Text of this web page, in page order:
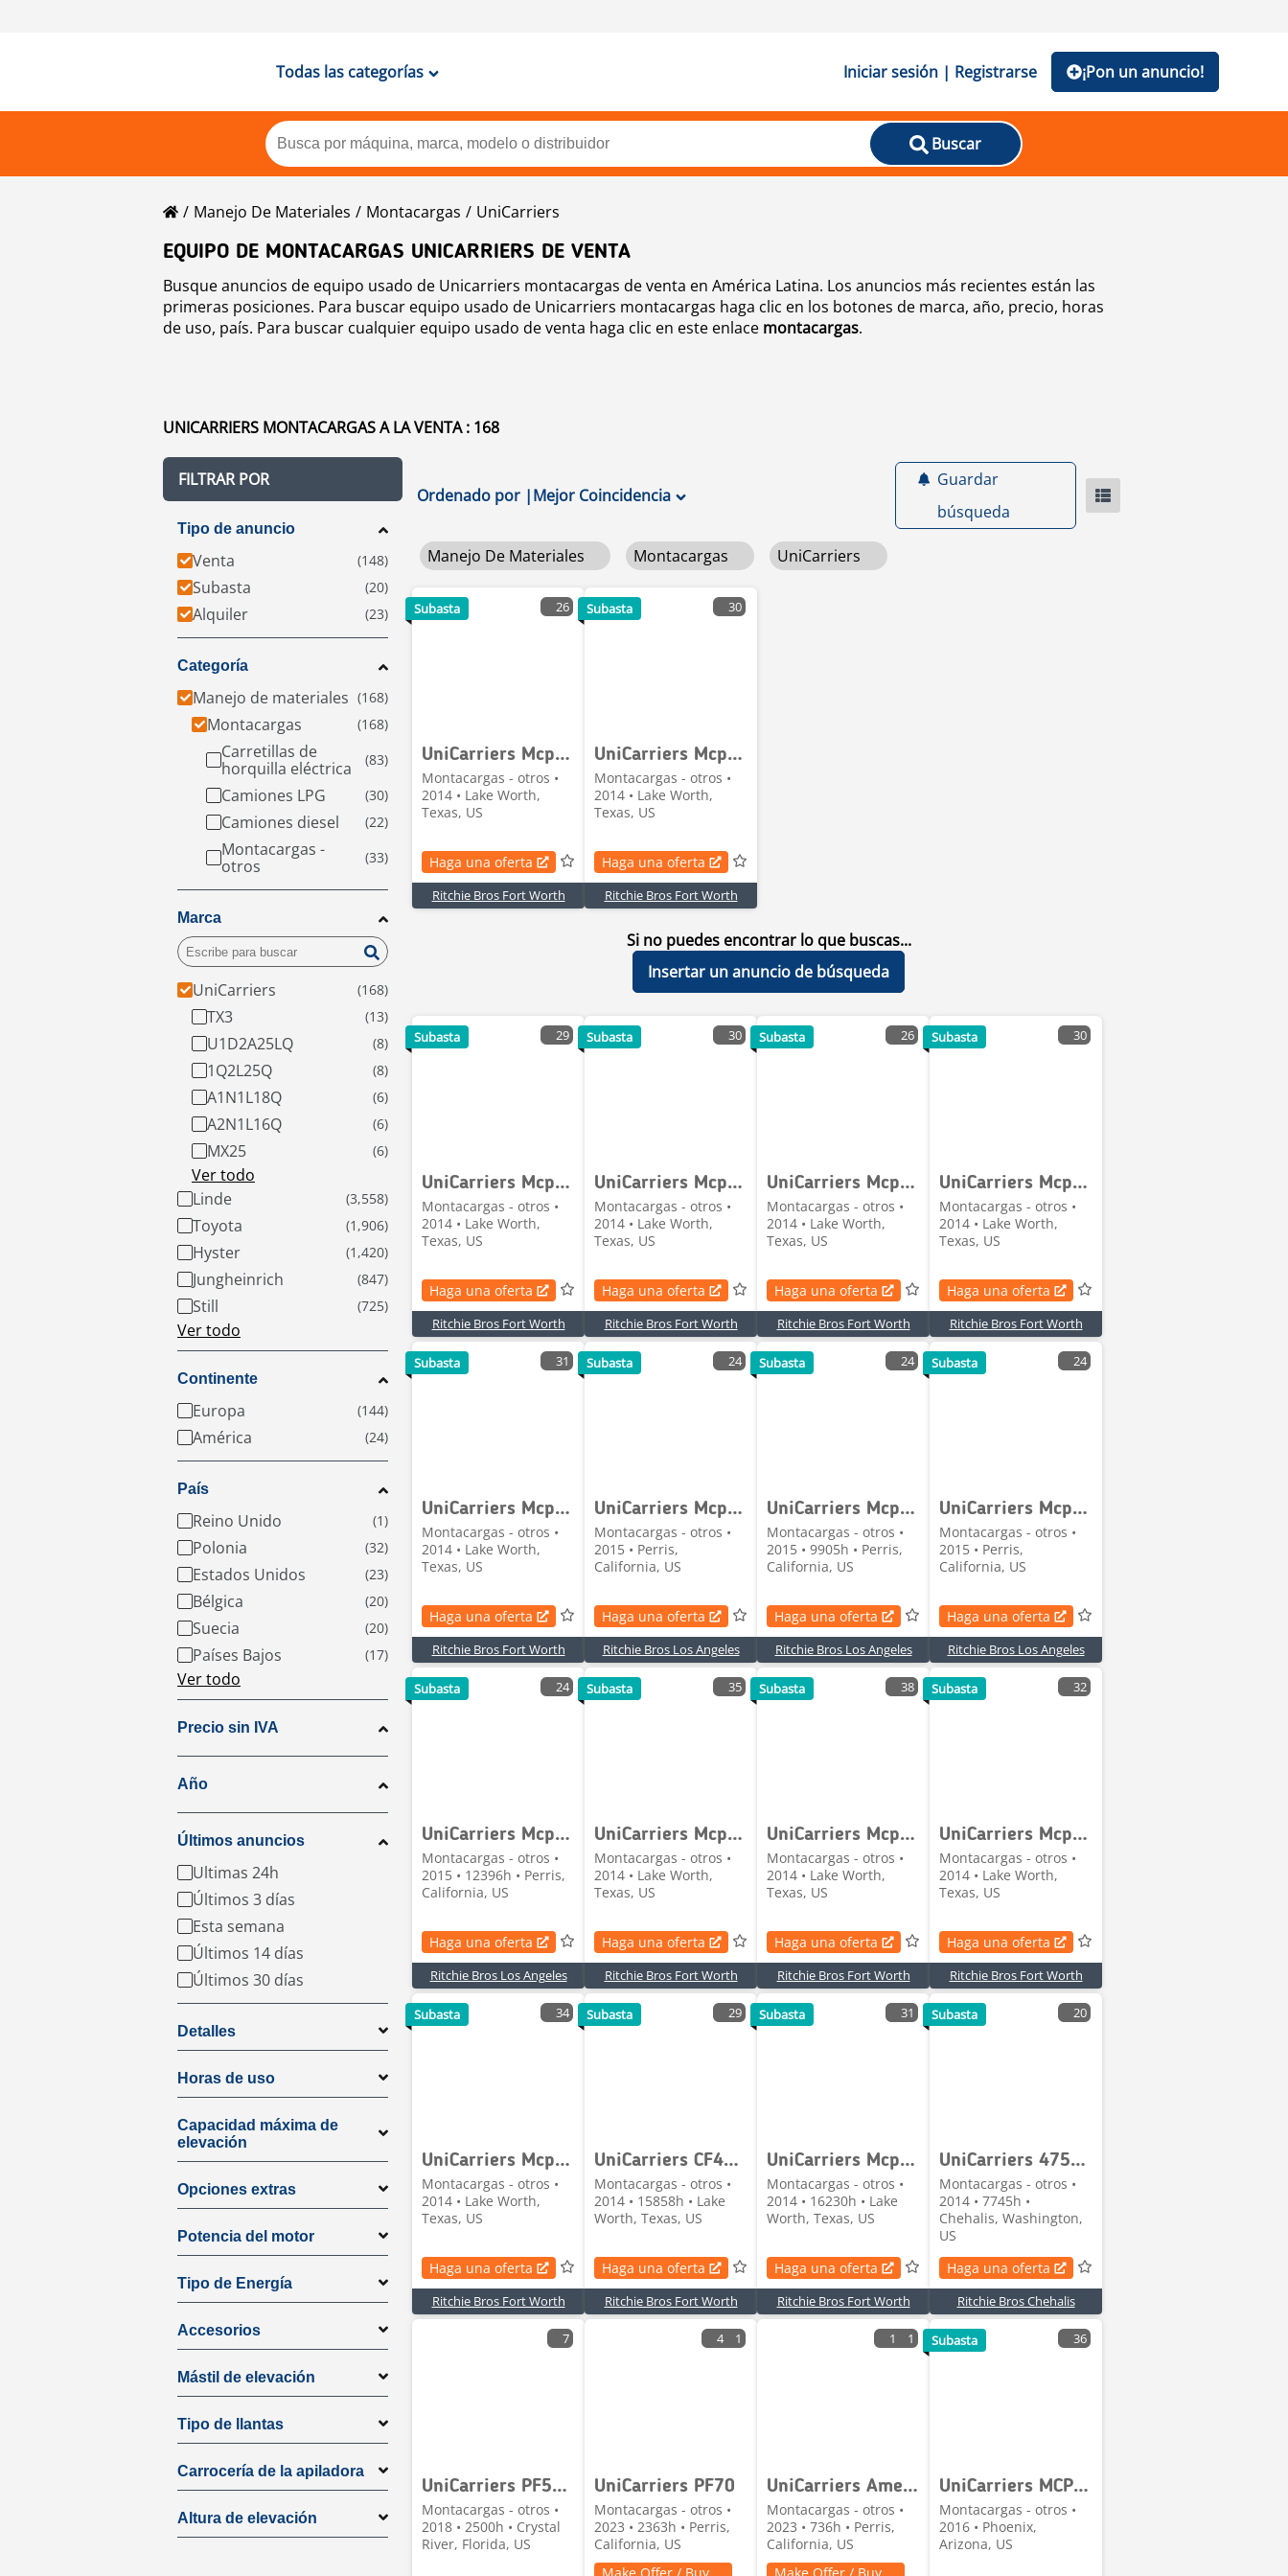
Todas las categorías Iniciar sesión | Registrarse ¡Pon un anuncio!
Buscar
Manejo De Materiales Montacargas
UniCarriers
EQUIPO DE MONTACARGAS UNICARRIERS DE VENTA
Busque anuncios de equipo usado de Unicarriers montacargas de venta en América Latina. Los anuncios más recientes están las
primeras posiciones. Para buscar equipo usado de Unicarriers montacargas haga clic en los botones de marca, año, precio, horas
de uso, país. Para buscar cualquier equipo usado de venta haga clic en este enlace montacargas.
UNICARRIERS MONTACARGAS A LA VENTA : 168
FILTRAR POR
Tipo de anuncio
Venta
Subasta
Alquiler
Categoría
Manejo de materiales
Montacargas
Carretillas de
horquilla eléctrica
Camiones LPG
Camiones diesel
Montacargas -
otros
Marca
UniCarriers
TX3
U1D2A25LQ
1Q2L25Q
A1N1L18Q
A2N1L16Q
MX25
Ver todo
Linde
Toyota
Hyster
Jungheinrich
Still
Ver todo
Continente
Europa
América
País
Reino Unido
Polonia
Estados Unidos
Bélgica
Suecia
Países Bajos
Ver todo
Precio sin IVA
Año
Últimos anuncios
Ultimas 24h
Últimos 3 días
Esta semana
Últimos 14 días
Últimos 30 días
Detalles
Horas de uso
Capacidad máxima de
elevación
Opciones extras
Potencia del motor
Tipo de Energía
Accesorios
Mástil de elevación
Tipo de llantas
Carrocería de la apiladora
Altura de elevación
Ordenado por |Mejor Coincidencia
Guardar
búsqueda
Manejo De Materiales Montacargas UniCarriers
26
UniCarriers Mcp1f2a20lv
Montacargas - otros •
2014 • Lake Worth,
Texas, US
Haga una oferta
Ritchie Bros Fort Worth
Subasta 30
UniCarriers Mcp1f2a20lv
Montacargas - otros •
2014 • Lake Worth,
Texas, US
Haga una oferta
Ritchie Bros Fort Worth
Subasta
Si no puedes encontrar lo que buscas...
Insertar un anuncio de búsqueda
29
UniCarriers Mcp1f2a20lv
Montacargas - otros •
2014 • Lake Worth,
Texas, US
Haga una oferta
Ritchie Bros Fort Worth
Subasta 30
UniCarriers Mcp1f2a20lv
Montacargas - otros •
2014 • Lake Worth,
Texas, US
Haga una oferta
Ritchie Bros Fort Worth
Subasta 26
UniCarriers Mcp1f2a20lv
Montacargas - otros •
2014 • Lake Worth,
Texas, US
Haga una oferta
Ritchie Bros Fort Worth
Subasta 30
UniCarriers Mcp1f2a20lv
Montacargas - otros •
2014 • Lake Worth,
Texas, US
Haga una oferta
Ritchie Bros Fort Worth
Subasta
31
UniCarriers Mcp1f2a20lv
Montacargas - otros •
2014 • Lake Worth,
Texas, US
Haga una oferta
Ritchie Bros Fort Worth
Subasta 24
UniCarriers Mcp1f2a20lv
Montacargas - otros •
2015 • Perris,
California, US
Haga una oferta
Ritchie Bros Los Angeles
Subasta 24
UniCarriers Mcp1f2a20lv
Montacargas - otros •
2015 • 9905h • Perris,
California, US
Haga una oferta
Ritchie Bros Los Angeles
Subasta 24
UniCarriers Mcp1f2a20lv
Montacargas - otros •
2015 • Perris,
California, US
Haga una oferta
Ritchie Bros Los Angeles
Subasta
24
UniCarriers Mcp1f2a20lv
Montacargas - otros •
2015 • 12396h • Perris,
California, US
Haga una oferta
Ritchie Bros Los Angeles
Subasta 35
UniCarriers Mcp1f2a20lv
Montacargas - otros •
2014 • Lake Worth,
Texas, US
Haga una oferta
Ritchie Bros Fort Worth
Subasta 38
UniCarriers Mcp1f2a20lv
Montacargas - otros •
2014 • Lake Worth,
Texas, US
Haga una oferta
Ritchie Bros Fort Worth
Subasta 32
UniCarriers Mcp1f2a20lv
Montacargas - otros •
2014 • Lake Worth,
Texas, US
Haga una oferta
Ritchie Bros Fort Worth
Subasta
34
UniCarriers Mcp1f2a20lv
Montacargas - otros •
2014 • Lake Worth,
Texas, US
Haga una oferta
Ritchie Bros Fort Worth
Subasta 29
UniCarriers CF40LP
Montacargas - otros •
2014 • 15858h • Lake
Worth, Texas, US
Haga una oferta
Ritchie Bros Fort Worth
Subasta 31
UniCarriers Mcp1f2a20lv
Montacargas - otros •
2014 • 16230h • Lake
Worth, Texas, US
Haga una oferta
Ritchie Bros Fort Worth
Subasta 20
UniCarriers 4750 lb Pneumatic Tire Forklift
Montacargas - otros •
2014 • 7745h •
Chehalis, Washington,
US
Haga una oferta
Ritchie Bros Chehalis
Subasta
7
UniCarriers PF50LP
Montacargas - otros •
2018 • 2500h • Crystal
River, Florida, US
4 1
UniCarriers PF70
Montacargas - otros •
2023 • 2363h • Perris,
California, US
1 1
UniCarriers Americas PF70LP
Montacargas - otros •
2023 • 736h • Perris,
California, US
36
UniCarriers MCP1F2A20LV
Montacargas - otros •
2016 • Phoenix,
Arizona, US
Subasta